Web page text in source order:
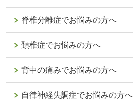
脊椎分離症でお悩みの方へ
頚椎症でお悩みの方へ
背中の痛みでお悩みの方へ
自律神経失調症でお悩みの方へ